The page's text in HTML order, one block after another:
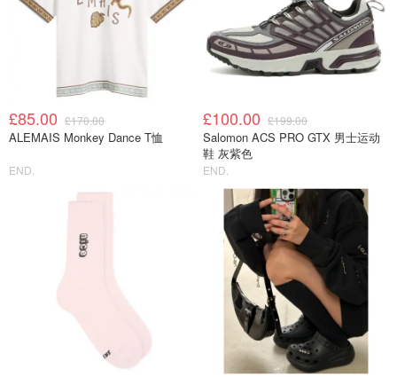
£85.00 £170.00
ALEMAIS Monkey Dance T恤
END.
£100.00 £199.00
Salomon ACS PRO GTX 男士运动
鞋 灰紫色
END.